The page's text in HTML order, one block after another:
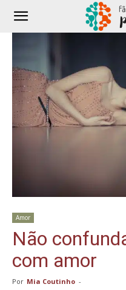
Amor
Não
com amor
Por Mia Coutinho -